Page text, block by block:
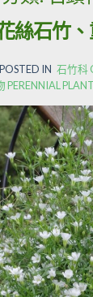
絲石竹
POSTED IN 石竹科